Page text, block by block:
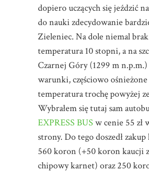
dopiero uczących się jeździć
do nauki zdecydowanie
Zieleniec. Na dole niemal
temperatura 10 stopni, a na
Czarnej Góry (1299 m
warunki, częściowo
temperatura trochę powyżej
Wybrałem się tutaj sam
EXPRESS BUS w cenie 55 zł
strony. Do tego doszedł
560 koron (+50 koron kaucji
chipowy karnet) oraz 250